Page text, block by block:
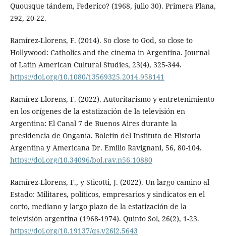
Quousque tándem, Federico? (1968, julio 30). Primera Plana,
292, 20-22.
Ramírez-Llorens, F. (2014). So close to God, so close to
Hollywood: Catholics and the cinema in Argentina. Journal
of Latin American Cultural Studies, 23(4), 325-344.
https://doi.org/10.1080/13569325.2014.958141
Ramírez-Llorens, F. (2022). Autoritarismo y entretenimiento
en los orígenes de la estatización de la televisión en
Argentina: El Canal 7 de Buenos Aires durante la
presidencia de Onganía. Boletín del Instituto de Historia
Argentina y Americana Dr. Emilio Ravignani, 56, 80-104.
https://doi.org/10.34096/bol.rav.n56.10880
Ramírez-Llorens, F., y Sticotti, J. (2022). Un largo camino al
Estado: Militares, políticos, empresarios y sindicatos en el
corto, mediano y largo plazo de la estatización de la
televisión argentina (1968-1974). Quinto Sol, 26(2), 1-23.
https://doi.org/10.19137/qs.v26i2.5643